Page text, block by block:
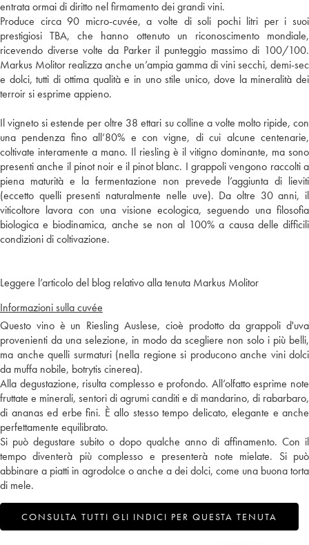
entrata ormai di diritto nel firmamento dei grandi vini.
Produce circa 90 micro-cuvée, a volte di soli pochi litri per i suoi
prestigiosi TBA, che hanno ottenuto un riconoscimento mondiale,
ricevendo diverse volte da Parker il punteggio massimo di 100/100.
Markus Molitor realizza anche un’ampia gamma di vini secchi, demi-sec
e dolci, tutti di ottima qualità e in uno stile unico, dove la mineralità dei
terroir si esprime appieno.
Il vigneto si estende per oltre 38 ettari su colline a volte molto ripide, con
una pendenza fino all’80% e con vigne, di cui alcune centenarie,
coltivate interamente a mano. Il riesling è il vitigno dominante, ma sono
presenti anche il pinot noir e il pinot blanc. I grappoli vengono raccolti a
piena maturità e la fermentazione non prevede l’aggiunta di lieviti
(eccetto quelli presenti naturalmente nelle uve). Da oltre 30 anni, il
viticoltore lavora con una visione ecologica, seguendo una filosofia
biologica e biodinamica, anche se non al 100% a causa delle difficili
condizioni di coltivazione.
Leggere l’articolo del blog relativo alla tenuta Markus Molitor
Informazioni sulla cuvée
Questo vino è un Riesling Auslese, cioè prodotto da grappoli d'uva
provenienti da una selezione, in modo da scegliere non solo i più belli,
ma anche quelli surmaturi (nella regione si producono anche vini dolci
da muffa nobile, botrytis cinerea).
Alla degustazione, risulta complesso e profondo. All’olfatto esprime note
fruttate e minerali, sentori di agrumi canditi e di mandarino, di rabarbaro,
di ananas ed erbe fini. È allo stesso tempo delicato, elegante e anche
perfettamente equilibrato.
Si può degustare subito o dopo qualche anno di affinamento. Con il
tempo diventerà più complesso e presenterà note mielate. Si può
abbinare a piatti in agrodolce o anche a dei dolci, come una buona torta
di mele.
CONSULTA TUTTI GLI INDICI PER QUESTA TENUTA